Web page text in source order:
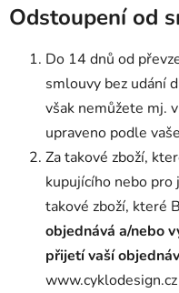
Odstoupení od
Do 14 dnů od
smlouvy bez udání
však nemůžete mj.
upraveno podle
Za takové zboží,
kupujícího nebo pro
takové zboží, které
objednává a/nebo
přijetí vaší